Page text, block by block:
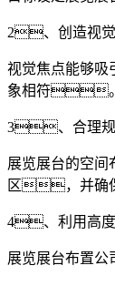
2、创造视
视觉焦点能够
象相符。
3、合理规
展览展台的空
区，并确
4、利用高
展览展台布置